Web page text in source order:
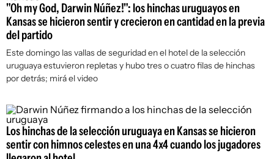
"Oh my God, Darwin Núñez!": los hinchas uruguayos en
Kansas se hicieron sentir y crecieron en cantidad en la previa
del partido
Este domingo las vallas de seguridad en el hotel de la selección
uruguaya estuvieron repletas y hubo tres o cuatro filas de hinchas
por detrás; mirá el video
Los hinchas de la selección uruguaya en Kansas se hicieron
sentir con himnos celestes en una 4x4 cuando los jugadores